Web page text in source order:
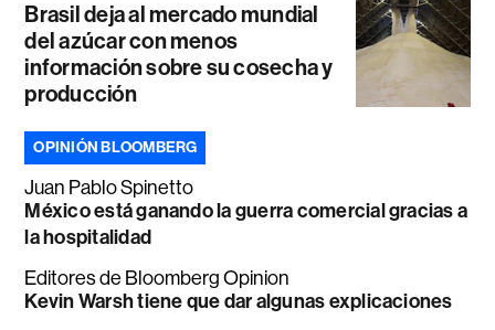
Brasil deja al mercado mundial
del azúcar con menos
información sobre su cosecha y
producción
OPINIÓN BLOOMBERG
Juan Pablo Spinetto
México está ganando la guerra comercial gracias a
la hospitalidad
Editores de Bloomberg Opinion
Kevin Warsh tiene que dar algunas explicaciones